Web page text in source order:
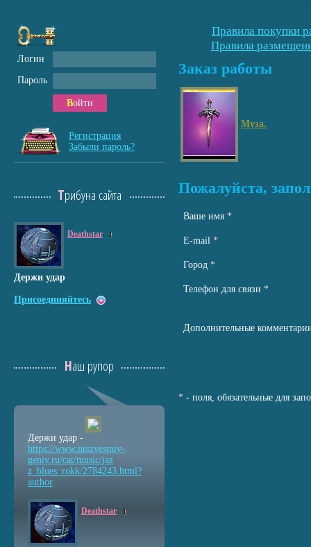
Правила покупки
Правила
Заказ работы
Муза.
Пожалуйста,
Ваше имя *
Е-mail *
Город *
Телефон для связи *
Дополнительные
* - поля, обязательные для
Логин
Пароль
Войти
Регистрация
Забыли пароль?
Трибуна сайта
Deathstar 1
Держи удар
Присоединяйтесь
Наш рупор
Держи удар -
https://www.neizvestniy-
geniy.ru/cat/music/jaz
z_blues_rokk/2784243.html?
author
Deathstar 1